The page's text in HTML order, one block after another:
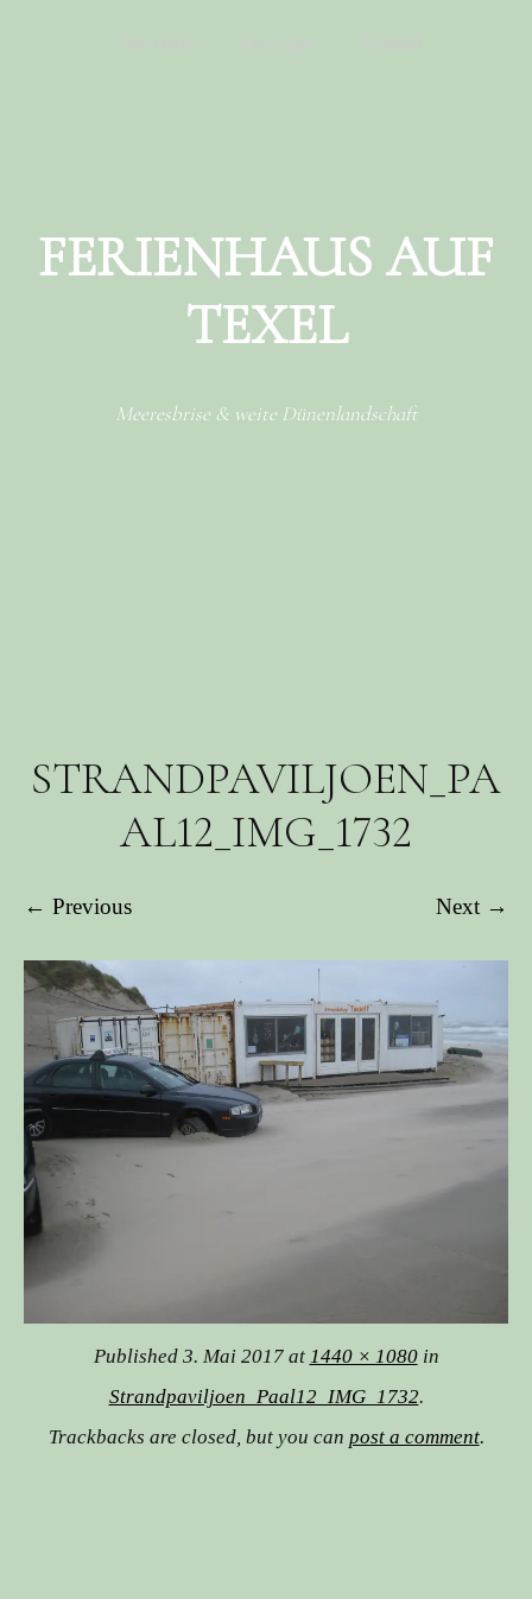
FERIENHAUS AUF
TEXEL
Meeresbrise & weite Dünenlandschaft
STRANDPAVILJOEN_PA
AL12_IMG_1732
← Previous Next →
Published 3. Mai 2017at 1440 × 1080in
Strandpaviljoen_Paal12_IMG_1732.
Trackbacks are closed, but you can post a comment.